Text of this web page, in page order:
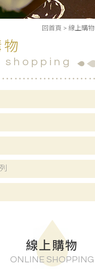
回首頁 > 線上購物
shopping
線上購物
ONLINE SHOPPING